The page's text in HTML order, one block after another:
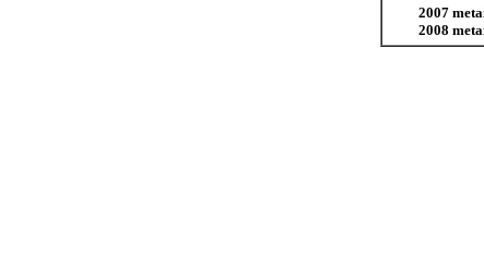
2007
2008